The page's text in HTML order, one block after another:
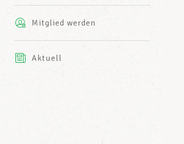
Mitglied werden
Aktuell